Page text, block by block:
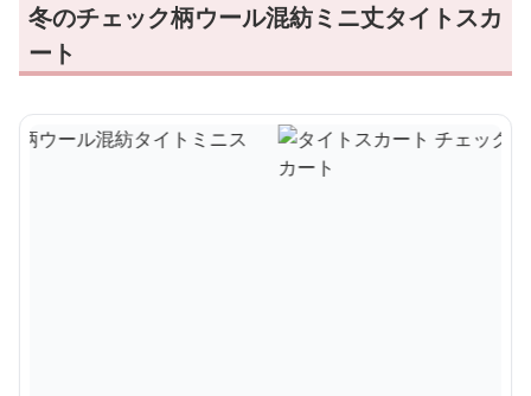
冬のチェック柄ウール混紡ミニ丈タイトスカ
ート